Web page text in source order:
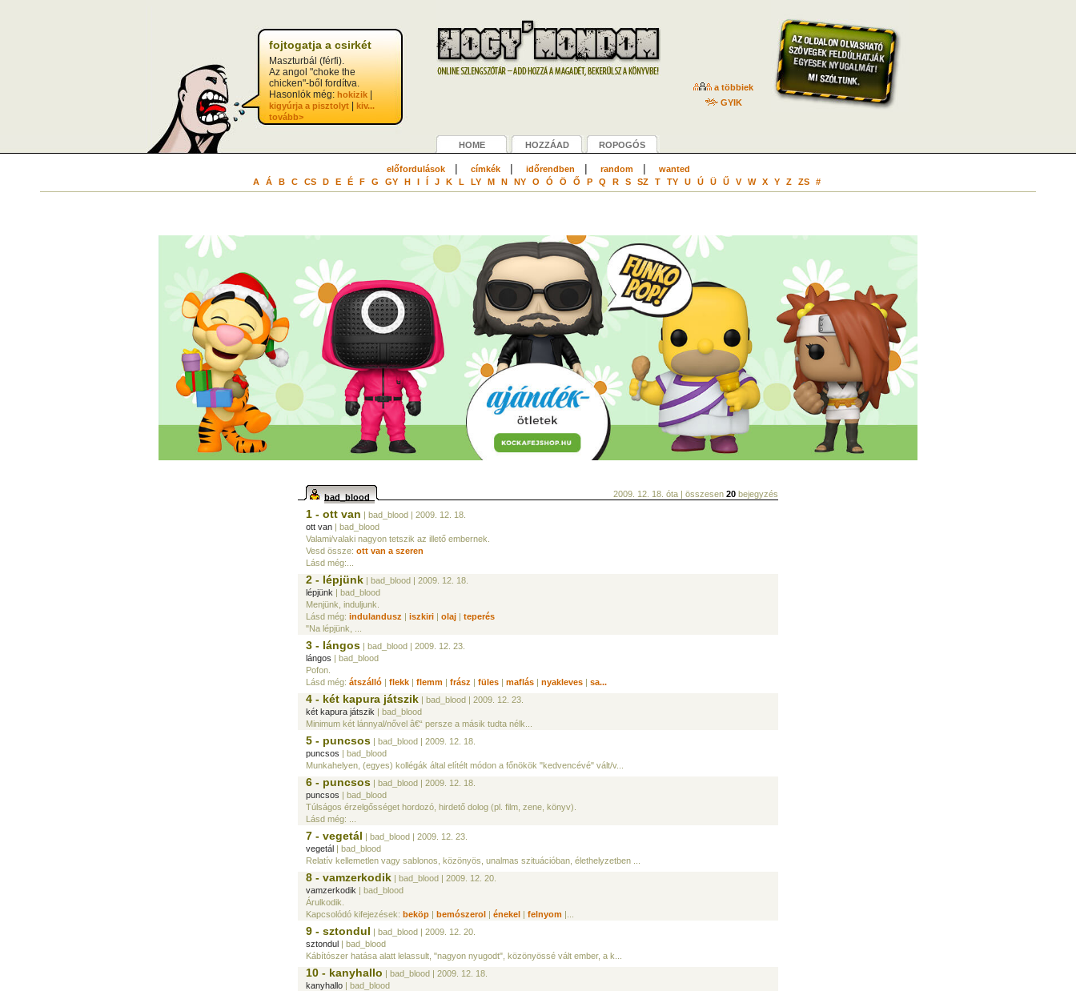
fojtogatja a csirkét
Maszturbál (férfi).
Az angol "choke the
chicken"-ből fordítva.
Hasonlók még: hokizik
kigyúrja a pisztolyt
kiv...
tovább>
a többiek
GYIK
HOME HOZZÁAD ROPOGÓS
előfordulások| címkék| időrendben | random|
wanted
A
Á B C CS D E É F G GY H I Í J K L LY M N NY O Ó Ö Ő P Q R S SZ T TY U Ú Ü Ű V W X Y Z ZS #
bad_blood 2009. 12. 18. óta | összesen 20 bejegyzés
1 - ott van | bad_blood | 2009. 12. 18.
ott van | bad_blood
Valami/valaki nagyon tetszik az illető embernek.
Vesd össze: ott van a szeren
Lásd még:...
2 - lépjünk | bad_blood | 2009. 12. 18.
lépjünk | bad_blood
Menjünk, induljunk.
Lásd még: indulandusz | iszkiri | olaj | teperés
"Na lépjünk, ...
3 - lángos | bad_blood | 2009. 12. 23.
lángos | bad_blood
Pofon.
Lásd még: átszálló | flekk | flemm | frász | füles | maflás | nyakleves | sa...
4 - két kapura játszik | bad_blood | 2009. 12. 23.
két kapura játszik | bad_blood
Minimum két lánnyal/nővel â€“ persze a másik tudta nélk...
5 - puncsos | bad_blood | 2009. 12. 18.
puncsos | bad_blood
Munkahelyen, (egyes) kollégák által elítélt módon a főnökök "kedvencévé" vált/v...
6 - puncsos | bad_blood | 2009. 12. 18.
puncsos | bad_blood
Túlságos érzelgősséget hordozó, hirdető dolog (pl. film, zene, könyv).
Lásd még: ...
7 - vegetál | bad_blood | 2009. 12. 23.
vegetál | bad_blood
Relatív kellemetlen vagy sablonos, közönyös, unalmas szituációban, élethelyzetben ...
8 - vamzerkodik | bad_blood | 2009. 12. 20.
vamzerkodik | bad_blood
Árulkodik.
Kapcsolódó kifejezések: beköp | bemószerol | énekel | felnyom |...
9 - sztondul | bad_blood | 2009. 12. 20.
sztondul | bad_blood
Kábítószer hatása alatt lelassult, "nagyon nyugodt", közönyössé vált ember, a k...
10 - kanyhallo | bad_blood | 2009. 12. 18.
kanyhallo | bad_blood